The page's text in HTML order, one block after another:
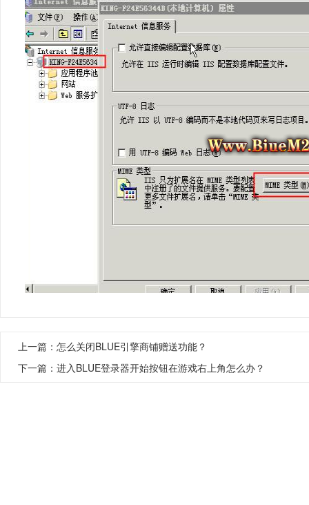
上一篇： 怎么关闭BLUE引擎商铺赠送功能？
下一篇： 进入BLUE登录器开始按钮在游戏右上角怎么办？